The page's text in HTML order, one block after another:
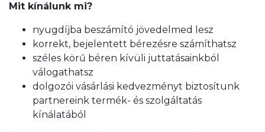
Mit kínálunk mi?
nyugdíjba beszámító jövedelmed lesz
korrekt, bejelentett bérezésre számíthatsz
széles körű béren kívüli juttatásainkból
válogathatsz
dolgozói vásárlási kedvezményt biztosítunk
partnereink termék- és szolgáltatás
kínálatából